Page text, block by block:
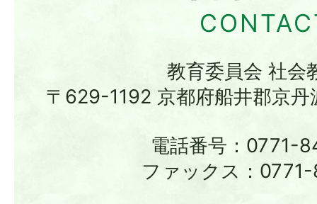
教育委員会 社会
〒629-1192 京都府船井郡京丹
電話番号：0771-
ファックス：